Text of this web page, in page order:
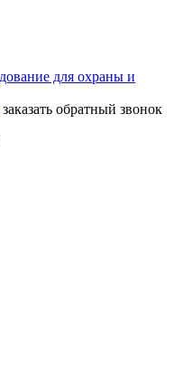
заказать обратный звонок